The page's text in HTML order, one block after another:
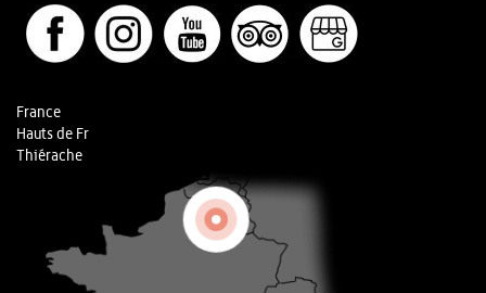
France
Hauts de Fr
Thiérache